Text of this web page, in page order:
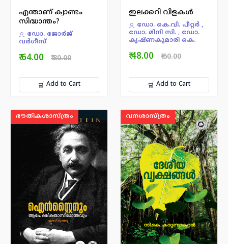
എന്താണ് ക്വാണ്ടം
സിദ്ധാന്തം?
ഡോ. ജോര്‍ജ്
വര്‍ഗീസ്
₹ 64.00 ₹ 80.00
Add to Cart
ഇലക്കറി വിളകൾ
ഡോ. കെ.വി. പീറ്റര്‍ ,
ഡോ. മിനി സി. , ഡോ.
കൃഷ്ണകുമാരി കെ.
₹ 48.00 ₹ 60.00
Add to Cart
ഭൗതികശാസ്ത്രം വനശാസ്ത്രം